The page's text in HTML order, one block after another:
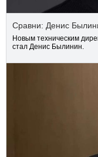
Сравни: Денис
Новым техническим
стал Денис Былинин.